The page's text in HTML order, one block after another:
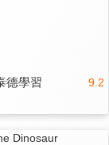
9.2
德學習